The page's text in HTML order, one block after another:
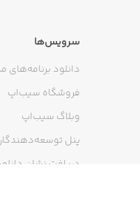
سرویس‌ها
دانلود برنامه‌های
فروشگاه سیب‌اپ
وبلاگ سیب‌اپ
پنل
دریافت نشان